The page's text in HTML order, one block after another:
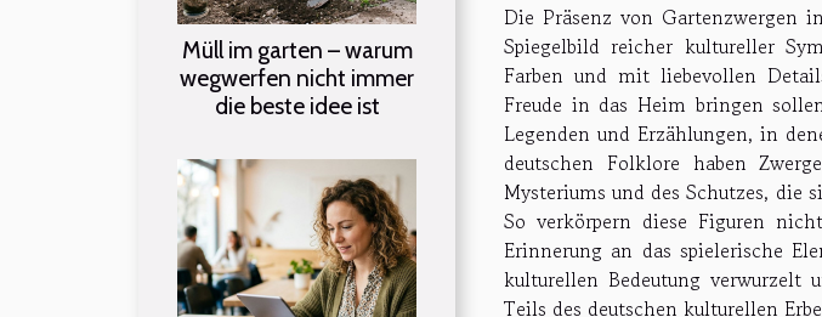
Müll im garten – warum
wegwerfen nicht immer
die beste idee ist
Die Präsenz von
Spiegelbild reicher kultureller
Farben und mit liebevollen
Freude in das Heim bringen
Legenden und Erzählungen, in
deutschen Folklore haben
Mysteriums und des Schutzes,
So verkörpern diese Figuren
Erinnerung an das spielerische
kulturellen Bedeutung verwurzelt
Teils des deutschen kulturellen